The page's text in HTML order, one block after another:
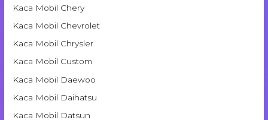
Kaca Mobil Chery
Kaca Mobil Chevrolet
Kaca Mobil Chrysler
Kaca Mobil Custom
Kaca Mobil Daewoo
Kaca Mobil Daihatsu
Kaca Mobil Datsun